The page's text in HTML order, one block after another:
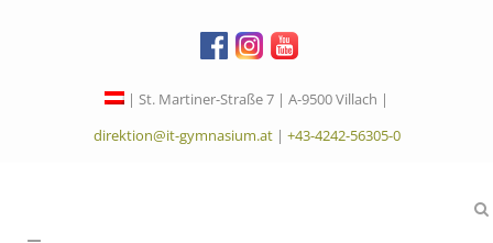
| St. Martiner-Straße 7 | A-9500 Villach |
direktion@it-gymnasium.at| +43-4242-56305-0